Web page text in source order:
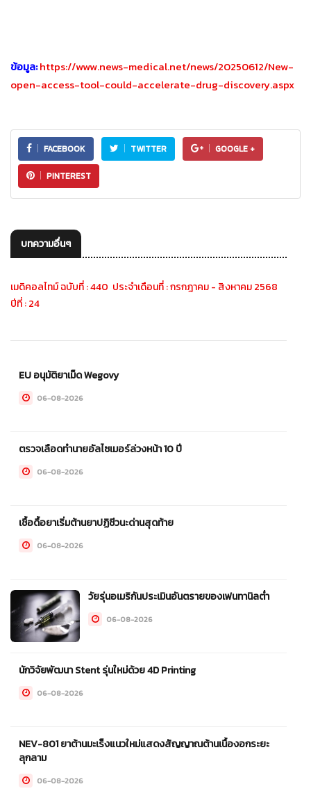
ข้อมูล:https://www.news-medical.net/news/20250612/New-
open-access-tool-could-accelerate-drug-discovery.aspx
FACEBOOK TWITTER GOOGLE +
PINTEREST
บทความอื่นๆ
เมดิคอลไทม์ ฉบับที่ : 440 ประจำเดือนที่ : กรกฎาคม - สิงหาคม 2568
ปีที่ : 24
EU อนุมัติยาเม็ด Wegovy
06-08-2026
ตรวจเลือดทำนายอัลไซเมอร์ล่วงหน้า 10 ปี
06-08-2026
เชื้อดื้อยาเริ่มต้านยาปฏิชีวนะด่านสุดท้าย
06-08-2026
วัยรุ่นอเมริกันประเมินอันตรายของเฟนทานิลต่ำ
06-08-2026
นักวิจัยพัฒนา Stent รุ่นใหม่ด้วย 4D Printing
06-08-2026
NEV-801 ยาต้านมะเร็งแนวใหม่แสดงสัญญาณต้านเนื้องอกระยะ
ลุกลาม
06-08-2026